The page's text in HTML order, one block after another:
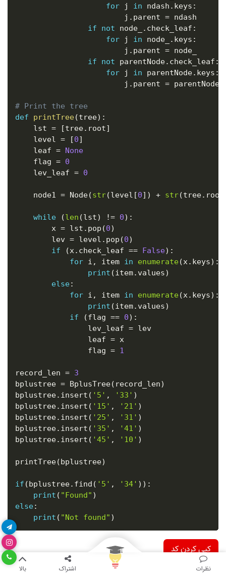
نظرات اشتراک بالا
for j in ndash . keys :
                        j
. parent = ndash
if
not node_ . check_leaf :
for j in node_ . keys :
                        j
. parent = node_
if
not parentNode. check_leaf :
for j in parentNode. keys :
                        j
. parent = parentNode
# Print the tree
def
printTree(tree) :
    lst
= [tree. root]
    level
= [0]
    leaf
= None
    flag
= 0
    lev_leaf
= 0
    node1
= Node(str(level [0] ) + str(tree. root
while (len (lst) != 0) :
        x
= lst . pop (0)
        lev
= level . pop (0)
if
(x. check_leaf == False) :
for i , item in enumerate(x. keys) :
print (item. values)
else:
for i , item in enumerate(x. keys) :
print (item. values)
if
(flag == 0) :
                lev_leaf
= lev
                leaf
= x
                flag
= 1
record_len = 3
bplustree = BplusTree( record_len)
bplustree. insert ( '5' , '33' )
bplustree. insert ( '15' , '21' )
bplustree. insert ( '25' , '31' )
bplustree. insert ( '35' , '41' )
bplustree. insert ( '45' , '10' )
printTree(bplustree)
if (bplustree. find ( '5' , '34' ) ) :
print ( "Found" )
else:
print ( "Not found" )
کپی کردن کد